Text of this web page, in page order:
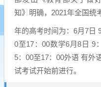
知》明确，2021年全国统
年的高考时间为：6月7日
0至17：00数学6月8日 9
5：00至17：00外语 有外
试考试开始前进行。